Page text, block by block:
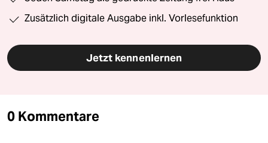
Zusätzlich digitale Ausgabe inkl. Vorlesefunktion
Jetzt kennenlernen
0 Kommentare